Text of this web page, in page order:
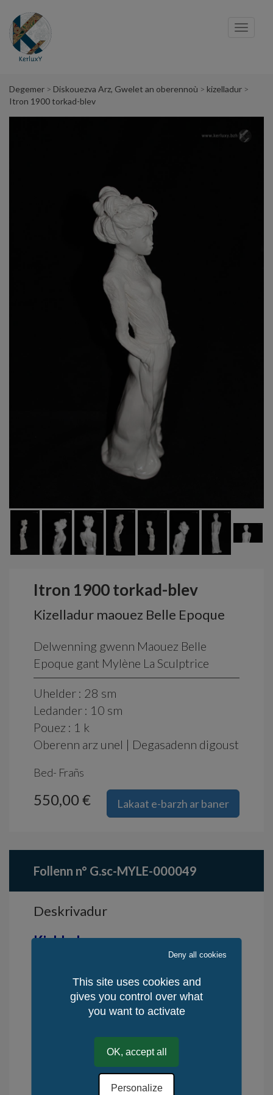
Degemer Diskouezva Arz, Gwelet an oberennoù
kizelladur
Itron 1900 torkad-blev
Itron 1900 torkad-blev
Kizelladur maouez Belle Epoque
Delwenning gwenn Maouez Belle
Epoque gant Mylène La Sculptrice
Uhelder : 28 sm
Ledander : 10 sm
Pouez : 1 k
Oberenn arz unel | Degasadenn digoust
Bed- Frañs
Lakaat e-barzh ar baner
550,00 €
Follenn n° G.sc-MYLE-000049
Deskrivadur
Kinkladur gwenn.
Epoque.
Poltred maouez Mare Meur e pri
Dioueradus : e stok
This site uses cookies and
gives you control over what
you want to activate
OK, accept all
Deny all cookies
Personalize